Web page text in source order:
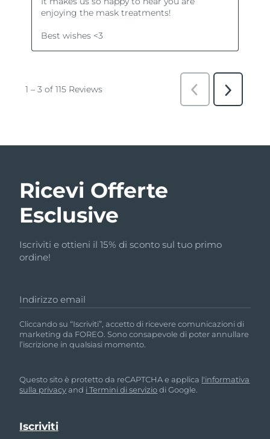
Ricevi Offerte
Esclusive
Iscriviti e ottieni il 15% di sconto sul tuo primo
ordine!
Indirizzo email
Cliccando su “Iscriviti”, accetto di ricevere comunicazioni di
marketing da FOREO. Sono consapevole di poter annullare
l’iscrizione in qualsiasi momento.
Questo sito è protetto da reCAPTCHA e applica l'informativa
sulla privacyand i Termini di serviziodi Google.